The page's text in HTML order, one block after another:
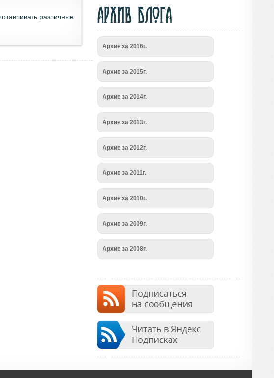
различные
Архив блога
Архив за 2016г.
Архив за 2015г.
Архив за 2014г.
Архив за 2013г.
Архив за 2012г.
Архив за 2011г.
Архив за 2010г.
Архив за 2009г.
Архив за 2008г.